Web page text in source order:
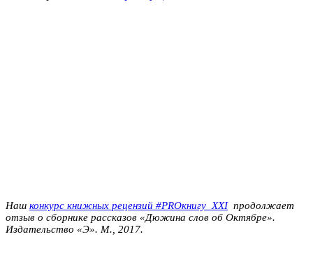
Наш конкурс книжных рецензий #PROкнигу_XXIпродолжает
отзыв о сборнике рассказов «Дюжина слов об Октябре».
Издательство «Э». М., 2017.